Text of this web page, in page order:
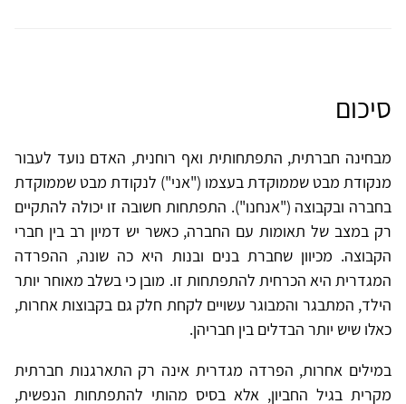
סיכום
מבחינה חברתית, התפתחותית ואף רוחנית, האדם נועד לעבור
מנקודת מבט שממוקדת בעצמו ("אני") לנקודת מבט שממוקדת
בחברה ובקבוצה ("אנחנו"). התפתחות חשובה זו יכולה להתקיים
רק במצב של תאומות עם החברה, כאשר יש דמיון רב בין חברי
הקבוצה. מכיוון שחברת בנים ובנות היא כה שונה, ההפרדה
המגדרית היא הכרחית להתפתחות זו. מובן כי בשלב מאוחר יותר
הילד, המתבגר והמבוגר עשויים לקחת חלק גם בקבוצות אחרות,
כאלו שיש יותר הבדלים בין חבריהן.
במילים אחרות, הפרדה מגדרית אינה רק התארגנות חברתית
מקרית בגיל החביון, אלא בסיס מהותי להתפתחות הנפשית,